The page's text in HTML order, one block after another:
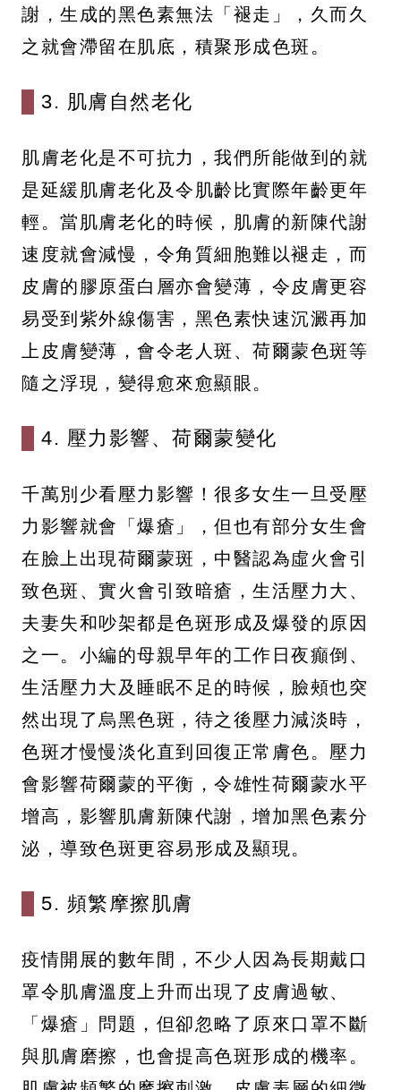
謝，生成的黑色素無法「褪走」，久而久
之就會滯留在肌底，積聚形成色斑。
3. 肌膚自然老化
肌膚老化是不可抗力，我們所能做到的就
是延緩肌膚老化及令肌齡比實際年齡更年
輕。當肌膚老化的時候，肌膚的新陳代謝
速度就會減慢，令角質細胞難以褪走，而
皮膚的膠原蛋白層亦會變薄，令皮膚更容
易受到紫外線傷害，黑色素快速沉澱再加
上皮膚變薄，會令老人斑、荷爾蒙色斑等
隨之浮現，變得愈來愈顯眼。
4. 壓力影響、荷爾蒙變化
千萬別少看壓力影響！很多女生一旦受壓
力影響就會「爆瘡」，但也有部分女生會
在臉上出現荷爾蒙斑，中醫認為虛火會引
致色斑、實火會引致暗瘡，生活壓力大、
夫妻失和吵架都是色斑形成及爆發的原因
之一。小編的母親早年的工作日夜癲倒、
生活壓力大及睡眠不足的時候，臉頰也突
然出現了烏黑色斑，待之後壓力減淡時，
色斑才慢慢淡化直到回復正常膚色。壓力
會影響荷爾蒙的平衡，令雄性荷爾蒙水平
增高，影響肌膚新陳代謝，增加黑色素分
泌，導致色斑更容易形成及顯現。
5. 頻繁摩擦肌膚
疫情開展的數年間，不少人因為長期戴口
罩令肌膚溫度上升而出現了皮膚過敏、
「爆瘡」問題，但卻忽略了原來口罩不斷
與肌膚磨擦，也會提高色斑形成的機率。